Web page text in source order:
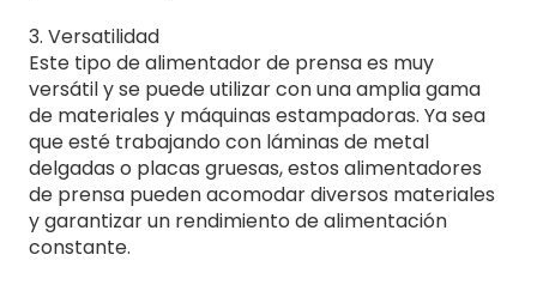
3. Versatilidad
Este tipo de alimentador de prensa es muy
versátil y se puede utilizar con una amplia gama
de materiales y máquinas estampadoras. Ya sea
que esté trabajando con láminas de metal
delgadas o placas gruesas, estos alimentadores
de prensa pueden acomodar diversos materiales
y garantizar un rendimiento de alimentación
constante.